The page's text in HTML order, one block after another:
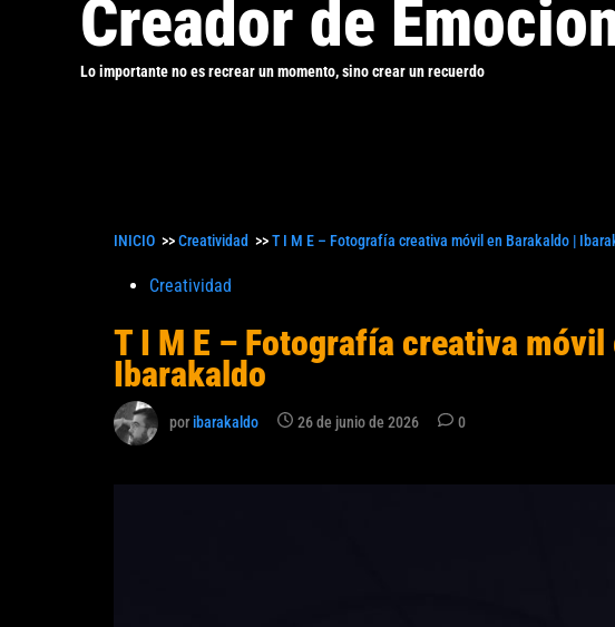
Creador de
Lo importante no es recrear un momento, sino crear un recuerdo
INICIO >>Creatividad >>T I M E – Fotografía creativa móvil en Barakaldo |
Publicado
Creatividad
T I M E – Fotografía creativa móvil
Ibarakaldo
poribarakaldo 26 de junio de 2026 0